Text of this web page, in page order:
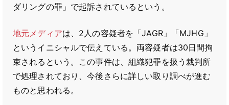
ダリングの罪」で起訴されているという。
地元メディアは、2人の容疑者を「JAGR」「MJHG」
というイニシャルで伝えている。両容疑者は30日間拘
束されるという。この事件は、組織犯罪を扱う裁判所
で処理されており、今後さらに詳しい取り調べが進む
ものと思われる。